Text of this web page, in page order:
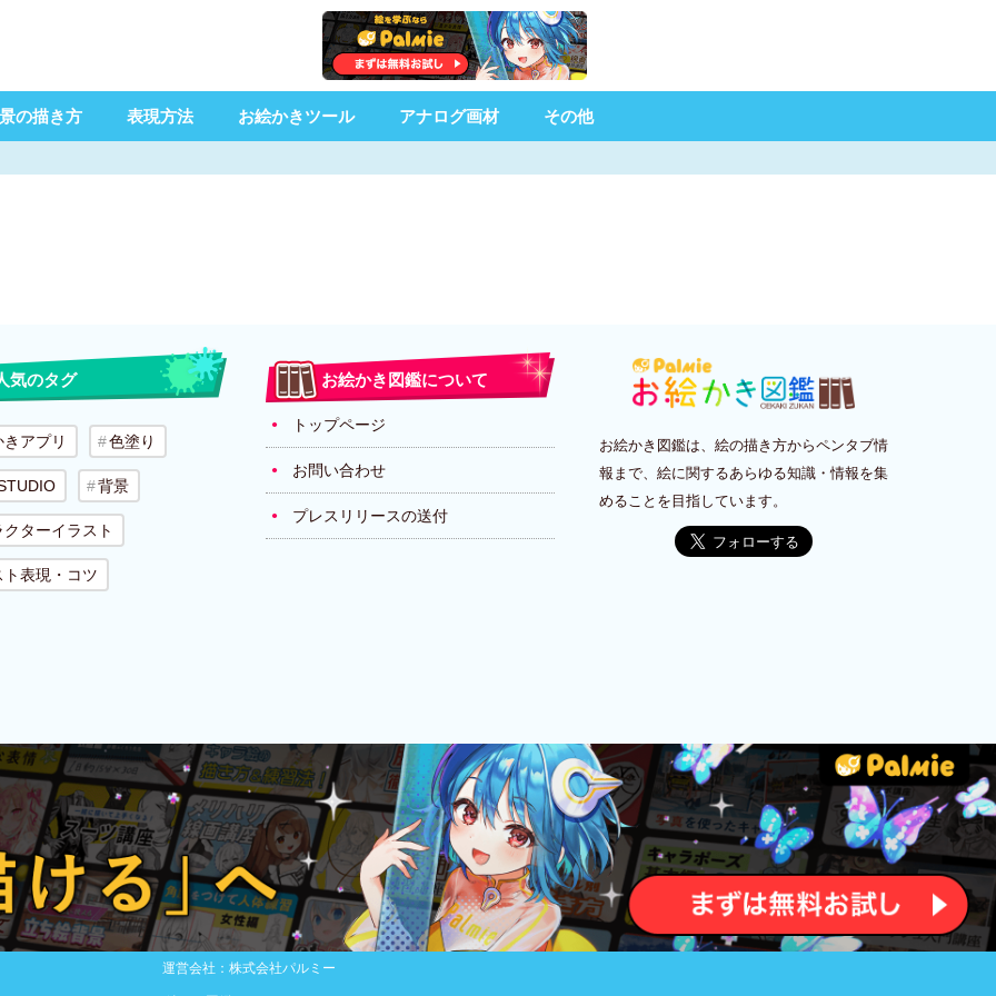
の描き方 表現方法 お絵かきツール アナログ画材 その他
気のタグ
アプリ 色塗り
背景
ターイラスト
ト表現・コツ
お絵かき図鑑について
トップページ
お問い合わせ
プレスリリースの送付
お絵かき図鑑は、絵の描き方からペンタブ情
報まで、絵に関するあらゆる知識・情報を集
めることを目指しています。
運営会社：株式会社パルミー